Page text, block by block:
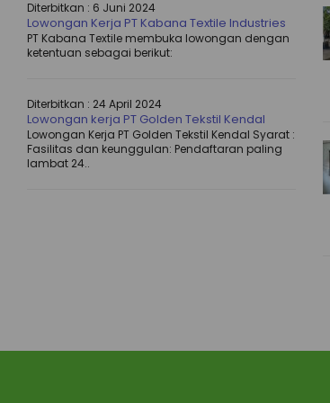
Diterbitkan : 6 Juni 2024
Lowongan Kerja PT Kabana Textile Industries
PT Kabana Textile membuka lowongan dengan
ketentuan sebagai berikut:
Diterbitkan : 24 April 2024
Lowongan kerja PT Golden Tekstil Kendal
Lowongan Kerja PT Golden Tekstil Kendal Syarat :
Fasilitas dan keunggulan: Pendaftaran paling
lambat 24..